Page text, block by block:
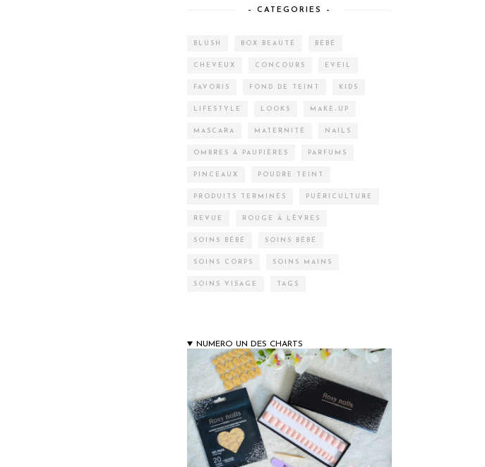
– CATEGORIES –
BLUSH BOX BEAUTÉ BÉBÉ
CHEVEUX CONCOURS EVEIL
FAVORIS FOND DE TEINT KIDS
LIFESTYLE LOOKS MAKE-UP
MASCARA MATERNITÉ NAILS
OMBRES À PAUPIÈRES PARFUMS
PINCEAUX POUDRE TEINT
PRODUITS TERMINÉS PUÉRICULTURE
REVUE ROUGE À LÈVRES
SOINS BÉBÉ SOINS BÉBÉ
SOINS CORPS SOINS MAINS
SOINS VISAGE TAGS
NUMERO UN DES CHARTS